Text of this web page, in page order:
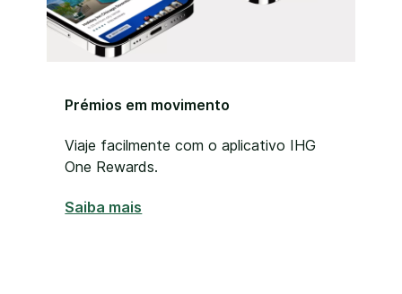
Prémios em movimento
Viaje facilmente com o aplicativo IHG
One Rewards.
Saiba mais